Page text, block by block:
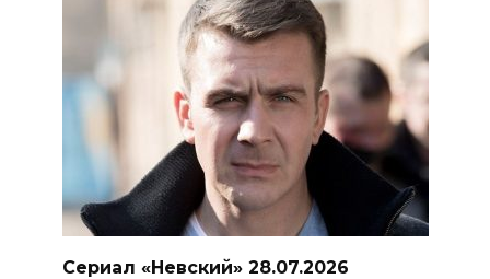
Сериал «Невский» 28.07.2026